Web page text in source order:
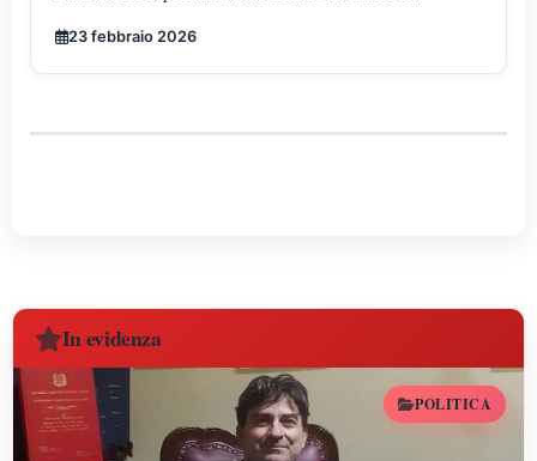
scienziati continuano a monitorarlo.
23 febbraio 2026
In evidenza
POLITICA